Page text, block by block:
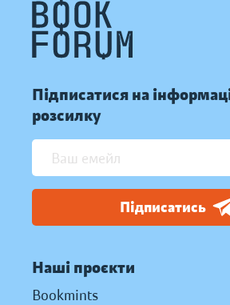
Підписатися на
розсилку
Підписатись
Наші проєкти
Bookmints